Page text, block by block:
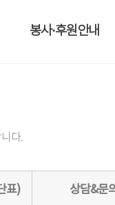
봉사·후원안내
다.
표) 상담&문